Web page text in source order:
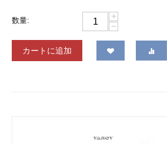
数量:
+
−
カートに追加